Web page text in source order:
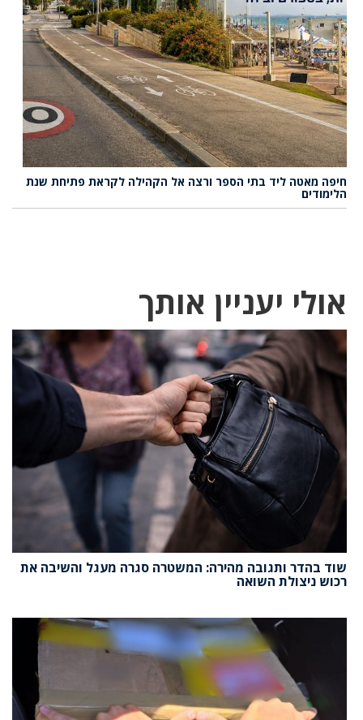
חיפה מאטה ליד בתי הספר ורצה אל הקהילה לקראת פתיחת שנת
הלימודים
אולי יעניין אותך
שוד בהדר ותגובה מהירה: המשטרה סגרה מעגל והשיבה את
רכוש ניצולת השואה